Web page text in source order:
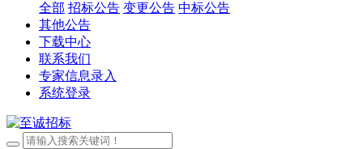
全部 招标公告 变更公告 中标公告
其他公告
下载中心
联系我们
专家信息录入
系统登录